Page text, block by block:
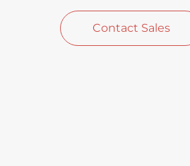
Contact Sales